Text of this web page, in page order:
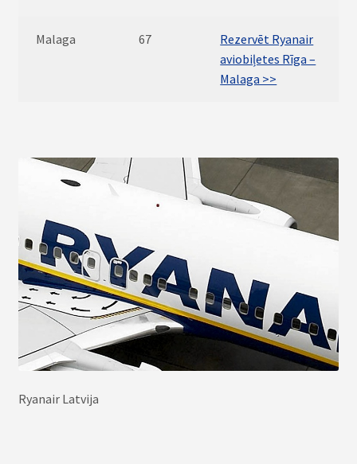
Malaga 67
Rezervēt Ryanair
aviobiļetes Rīga –
Malaga >>
Ryanair Latvija